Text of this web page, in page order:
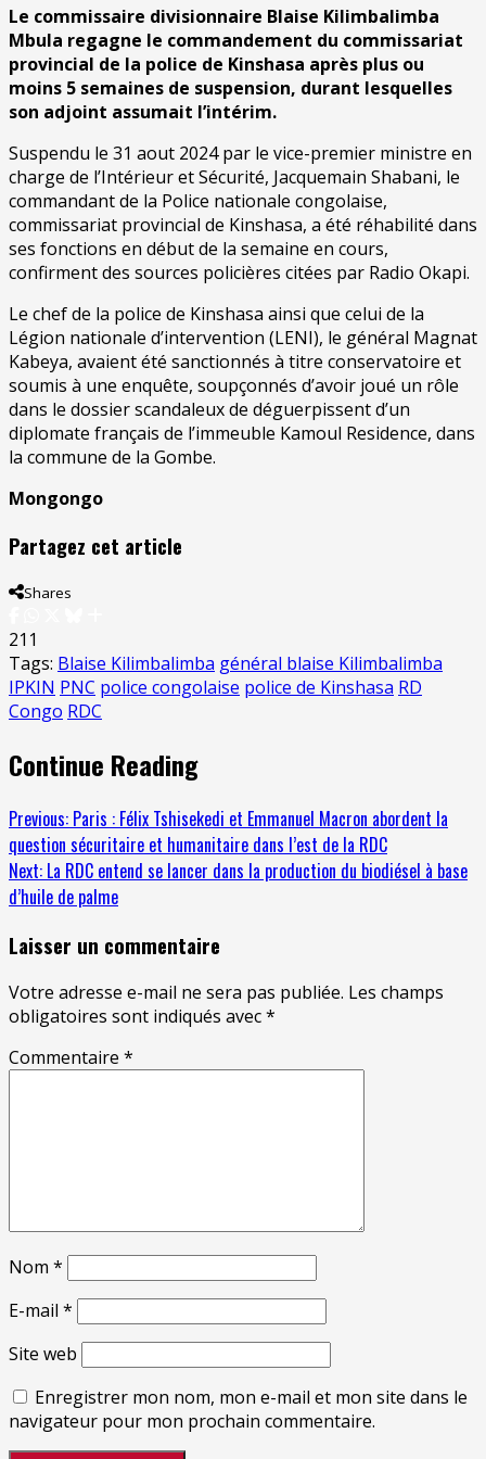
Le commissaire divisionnaire Blaise Kilimbalimba
Mbula regagne le commandement du commissariat
provincial de la police de Kinshasa après plus ou
moins 5 semaines de suspension, durant lesquelles
son adjoint assumait l’intérim.
Suspendu le 31 aout 2024 par le vice-premier ministre en
charge de l’Intérieur et Sécurité, Jacquemain Shabani, le
commandant de la Police nationale congolaise,
commissariat provincial de Kinshasa, a été réhabilité dans
ses fonctions en début de la semaine en cours,
confirment des sources policières citées par Radio Okapi.
Le chef de la police de Kinshasa ainsi que celui de la
Légion nationale d’intervention (LENI), le général Magnat
Kabeya, avaient été sanctionnés à titre conservatoire et
soumis à une enquête, soupçonnés d’avoir joué un rôle
dans le dossier scandaleux de déguerpissent d’un
diplomate français de l’immeuble Kamoul Residence, dans
la commune de la Gombe.
Mongongo
Partagez cet article
Shares
211
Tags: Blaise Kilimbalimba général blaise Kilimbalimba
IPKIN PNC police congolaise police de Kinshasa RD
Congo RDC
Continue Reading
Previous: Paris : Félix Tshisekedi et Emmanuel Macron abordent la
question sécuritaire et humanitaire dans l’est de la RDC
Next: La RDC entend se lancer dans la production du biodiésel à base
d’huile de palme
Laisser un commentaire
Votre adresse e-mail ne sera pas publiée. Les champs
obligatoires sont indiqués avec*
Commentaire *
Nom *
E-mail *
Site web
Enregistrer mon nom, mon e-mail et mon site dans le
navigateur pour mon prochain commentaire.